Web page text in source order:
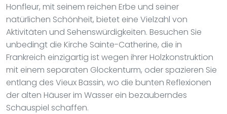
Honfleur, mit seinem reichen Erbe und seiner
natürlichen Schönheit, bietet eine Vielzahl von
Aktivitäten und Sehenswürdigkeiten. Besuchen Sie
unbedingt die Kirche Sainte-Catherine, die in
Frankreich einzigartig ist wegen ihrer Holzkonstruktion
mit einem separaten Glockenturm, oder spazieren Sie
entlang des Vieux Bassin, wo die bunten Reflexionen
der alten Häuser im Wasser ein bezauberndes
Schauspiel schaffen.